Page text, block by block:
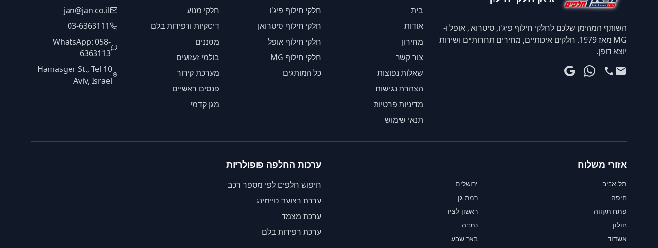
השותף המהימן שלכם לחלקי חילוף פיג'ו, סיטרואן, אופל ו-
MG מאז 1979. חלקים איכותיים, מחירים תחרותיים ושירות
יוצא דופן.
בית
אודות
מחירון
צור קשר
שאלות נפוצות
הצהרת נגישות
מדיניות פרטיות
תנאי שימוש
חלקי חילוף פיג'ו
חלקי חילוף סיטרואן
חלקי חילוף אופל
חלקי חילוף MG
כל המותגים
חלקי מנוע
דיסקיות ורפידות בלם
מסננים
בולמי זעזועים
מערכת קירור
פנסים ראשיים
מגן קדמי
jan@jan.co.il
03-6363111
WhatsApp: 058-
6363113
10 Hamasger St., Tel
Aviv, Israel
אזורי משלוח
תל אביב
ירושלים
חיפה
רמת גן
פתח תקווה
ראשון לציון
חולון
נתניה
אשדוד
באר שבע
ערכות החלפה פופולריות
חיפוש חלפים לפי מספר רכב
ערכת רצועת טיימינג
ערכת מצמד
ערכת רפידות בלם